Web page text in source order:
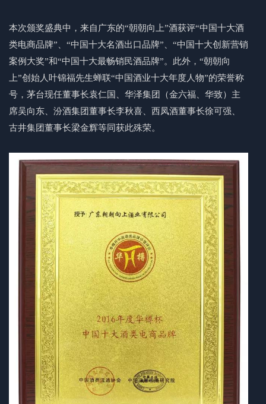
本次颁奖盛典中，来自广东的“朝朝向上”酒获评“中国十大酒
类电商品牌”、“中国十大名酒出口品牌”、“中国十大创新营销
案例大奖”和“中国十大最畅销民酒品牌”。此外，“朝朝向
上”创始人叶锦福先生蝉联“中国酒业十大年度人物”的荣誉称
号，茅台现任董事长袁仁国、华泽集团（金六福、华致）主
席吴向东、汾酒集团董事长李秋喜、西凤酒董事长徐可强、
古井集团董事长梁金辉等同获此殊荣。